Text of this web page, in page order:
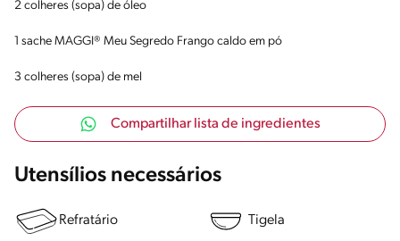
2 colheres (sopa) de óleo
1 sache MAGGI® Meu Segredo Frango caldo em pó
3 colheres (sopa) de mel
Compartilhar lista de ingredientes
Utensílios necessários
Refratário Tigela